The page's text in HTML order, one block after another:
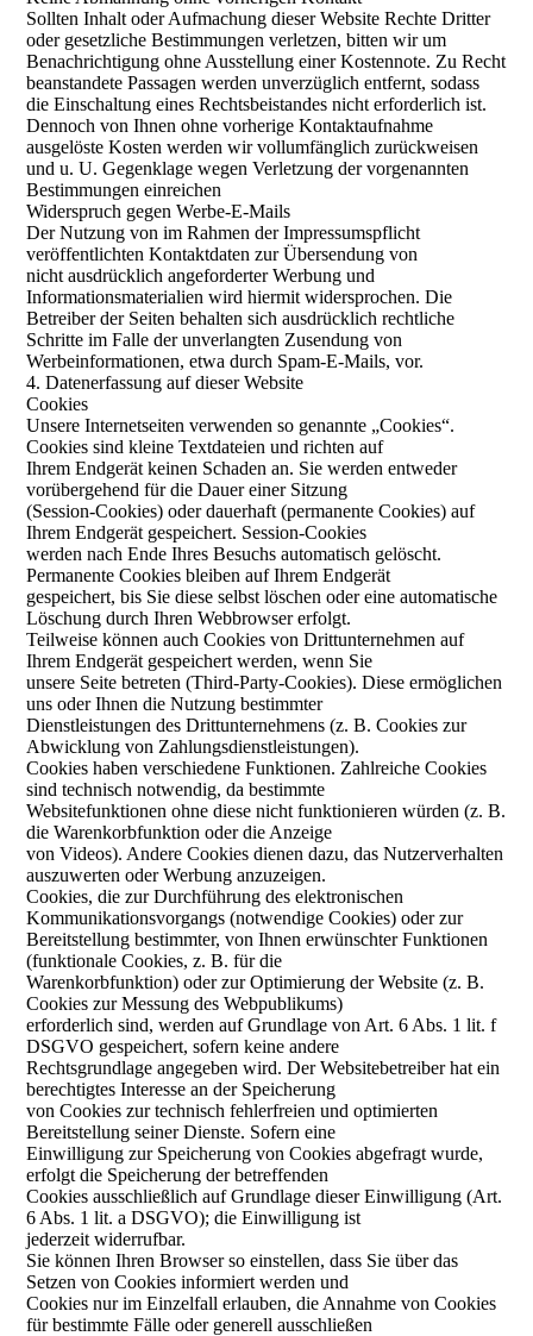
Sollten Inhalt oder Aufmachung dieser Website Rechte Dritter
oder gesetzliche Bestimmungen verletzen, bitten wir um
Benachrichtigung ohne Ausstellung einer Kostennote. Zu Recht
beanstandete Passagen werden unverzüglich entfernt, sodass
die Einschaltung eines Rechtsbeistandes nicht erforderlich ist.
Dennoch von Ihnen ohne vorherige Kontaktaufnahme
ausgelöste Kosten werden wir vollumfänglich zurückweisen
und u. U. Gegenklage wegen Verletzung der vorgenannten
Bestimmungen einreichen
Widerspruch gegen Werbe-E-Mails
Der Nutzung von im Rahmen der Impressumspflicht
veröffentlichten Kontaktdaten zur Übersendung von
nicht ausdrücklich angeforderter Werbung und
Informationsmaterialien wird hiermit widersprochen. Die
Betreiber der Seiten behalten sich ausdrücklich rechtliche
Schritte im Falle der unverlangten Zusendung von
Werbeinformationen, etwa durch Spam-E-Mails, vor.
4. Datenerfassung auf dieser Website
Cookies
Unsere Internetseiten verwenden so genannte „Cookies“.
Cookies sind kleine Textdateien und richten auf
Ihrem Endgerät keinen Schaden an. Sie werden entweder
vorübergehend für die Dauer einer Sitzung
(Session-Cookies) oder dauerhaft (permanente Cookies) auf
Ihrem Endgerät gespeichert. Session-Cookies
werden nach Ende Ihres Besuchs automatisch gelöscht.
Permanente Cookies bleiben auf Ihrem Endgerät
gespeichert, bis Sie diese selbst löschen oder eine automatische
Löschung durch Ihren Webbrowser erfolgt.
Teilweise können auch Cookies von Drittunternehmen auf
Ihrem Endgerät gespeichert werden, wenn Sie
unsere Seite betreten (Third-Party-Cookies). Diese ermöglichen
uns oder Ihnen die Nutzung bestimmter
Dienstleistungen des Drittunternehmens (z. B. Cookies zur
Abwicklung von Zahlungsdienstleistungen).
Cookies haben verschiedene Funktionen. Zahlreiche Cookies
sind technisch notwendig, da bestimmte
Websitefunktionen ohne diese nicht funktionieren würden (z. B.
die Warenkorbfunktion oder die Anzeige
von Videos). Andere Cookies dienen dazu, das Nutzerverhalten
auszuwerten oder Werbung anzuzeigen.
Cookies, die zur Durchführung des elektronischen
Kommunikationsvorgangs (notwendige Cookies) oder zur
Bereitstellung bestimmter, von Ihnen erwünschter Funktionen
(funktionale Cookies, z. B. für die
Warenkorbfunktion) oder zur Optimierung der Website (z. B.
Cookies zur Messung des Webpublikums)
erforderlich sind, werden auf Grundlage von Art. 6 Abs. 1 lit. f
DSGVO gespeichert, sofern keine andere
Rechtsgrundlage angegeben wird. Der Websitebetreiber hat ein
berechtigtes Interesse an der Speicherung
von Cookies zur technisch fehlerfreien und optimierten
Bereitstellung seiner Dienste. Sofern eine
Einwilligung zur Speicherung von Cookies abgefragt wurde,
erfolgt die Speicherung der betreffenden
Cookies ausschließlich auf Grundlage dieser Einwilligung (Art.
6 Abs. 1 lit. a DSGVO); die Einwilligung ist
jederzeit widerrufbar.
Sie können Ihren Browser so einstellen, dass Sie über das
Setzen von Cookies informiert werden und
Cookies nur im Einzelfall erlauben, die Annahme von Cookies
für bestimmte Fälle oder generell ausschließen